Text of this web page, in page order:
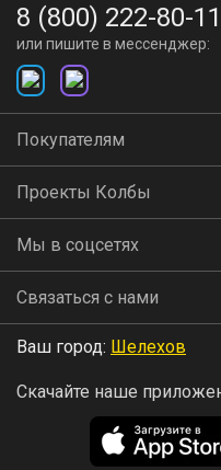
8 (800) 222-80-11
или пишите в мессенджер:
Покупателям
Проекты Колбы
Мы в соцсетях
Связаться с нами
Ваш город: Шелехов
Скачайте наше